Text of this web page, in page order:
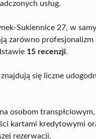
usług.
Sukiennice 27, w
zarówno
15 recenzji.
znajdują się liczne
osobom transpłciowym,
kartami kredytowymi
rezerwacji,